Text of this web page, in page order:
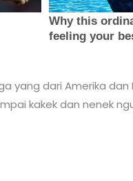
yang dari Amerika
kakek dan nenek